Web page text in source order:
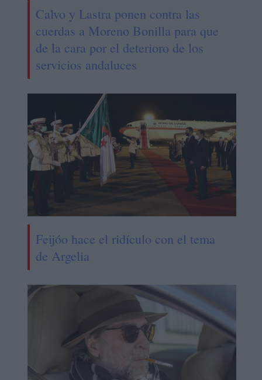
Calvo y Lastra ponen contra las
cuerdas a Moreno Bonilla para que
de la cara por el deterioro de los
servicios andaluces
Feijóo hace el ridículo con el tema
de Argelia